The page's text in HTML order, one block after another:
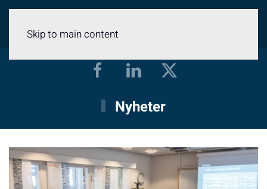
Skip to main content
Nyheter